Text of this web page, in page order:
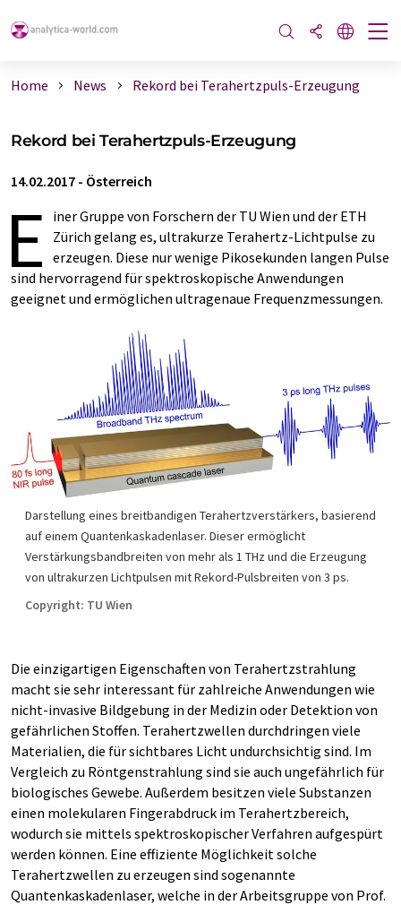
Home News Rekord bei Terahertzpuls-Erzeugung
Rekord bei Terahertzpuls-Erzeugung
14.02.2017 - Österreich
E
iner Gruppe von Forschern der TU Wien und der ETH
Zürich gelang es, ultrakurze Terahertz-Lichtpulse zu
erzeugen. Diese nur wenige Pikosekunden langen Pulse
sind hervorragend für spektroskopische Anwendungen
geeignet und ermöglichen ultragenaue Frequenzmessungen.
Darstellung eines breitbandigen Terahertzverstärkers, basierend
auf einem Quantenkaskadenlaser. Dieser ermöglicht
Verstärkungsbandbreiten von mehr als 1 THz und die Erzeugung
von ultrakurzen Lichtpulsen mit Rekord-Pulsbreiten von 3 ps.
Copyright: TU Wien
Die einzigartigen Eigenschaften von Terahertzstrahlung
macht sie sehr interessant für zahlreiche Anwendungen wie
nicht-invasive Bildgebung in der Medizin oder Detektion von
gefährlichen Stoffen. Terahertzwellen durchdringen viele
Materialien, die für sichtbares Licht undurchsichtig sind. Im
Vergleich zu Röntgenstrahlung sind sie auch ungefährlich für
biologisches Gewebe. Außerdem besitzen viele Substanzen
einen molekularen Fingerabdruck im Terahertzbereich,
wodurch sie mittels spektroskopischer Verfahren aufgespürt
werden können. Eine effiziente Möglichkeit solche
Terahertzwellen zu erzeugen sind sogenannte
Quantenkaskadenlaser, welche in der Arbeitsgruppe von Prof.